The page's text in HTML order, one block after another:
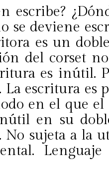
escribe?
se deviene
es un
del corset
es inútil.
La escritura es
en el que
en su
No sujeta a la